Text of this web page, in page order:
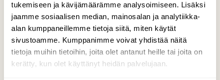
tukemiseen ja kävijämäärämme analysoimiseen. Lisäksi
jaamme sosiaalisen median, mainosalan ja analytiikka-
alan kumppaneillemme tietoja siitä, miten käytät
sivustoamme. Kumppanimme voivat yhdistää näitä
tietoja muihin tietoihin, joita olet antanut heille tai joita on
kerätty, kun olet käyttänyt heidän palvelujaan.
Tyyni ja pakkasta
Usvaa nousee
Valokuvaaja: Tiina Rautava, Höytiäinen,
Kontioniemi 29.11.21